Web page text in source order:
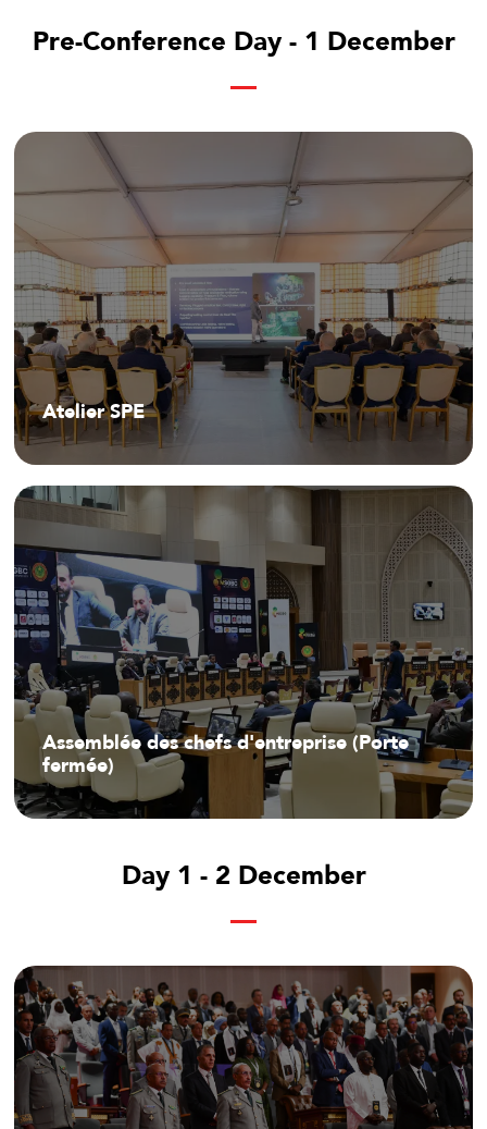
Pre-Conference Day - 1 December
Atelier SPE
Assemblée des chefs d'entreprise (Porte
fermée)
Day 1 - 2 December